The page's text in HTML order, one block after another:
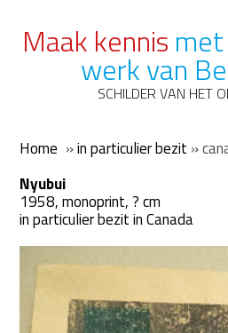
Maak kennis
werk van
SCHILDER VAN HET
Home »in particulier bezit »
Nyubui
1958, monoprint, ? cm
in particulier bezit in Canada